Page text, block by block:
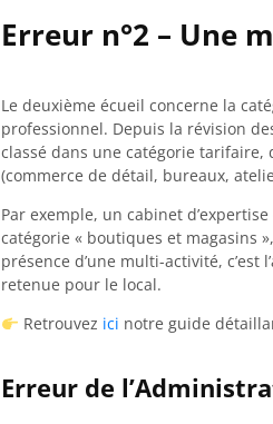
Erreur n°2 – Une
Le deuxième écueil concerne la
professionnel. Depuis la révision
classé dans une catégorie
(commerce de détail, bureaux,
Par exemple, un cabinet
catégorie « boutiques et magasins
présence d’une multi-activité,
retenue pour le local.
Retrouvez ici notre guide
Erreur de